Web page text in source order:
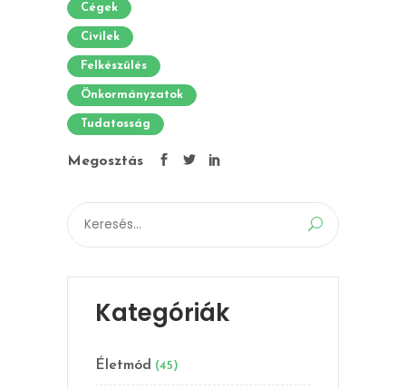
Cégek
Civilek
Felkészülés
Önkormányzatok
Tudatosság
Megosztás
for:
Kategóriák
Életmód (45)